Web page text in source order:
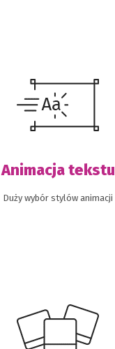
Animacja tekstu
Duży wybór stylów animacji